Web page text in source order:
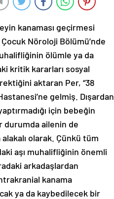
kanaması geçirmesi
Nöroloji Bölümü’nde
ölümle ya da
kritik kararları sosyal
aktaran Per, “38
gelmiş. Dışardan
için bebeğin
durumda ailenin de
olarak. Çünkü tüm
aşı muhalifliğinin önemli
arkadaşlardan
kanama
ya da kaybedilecek bir